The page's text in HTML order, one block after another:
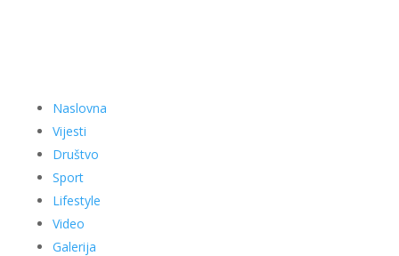
Naslovna
Vijesti
Društvo
Sport
Lifestyle
Video
Galerija